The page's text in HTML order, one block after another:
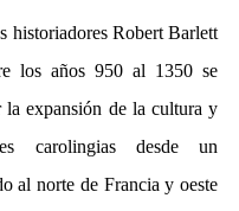
historiadores Robert Barlett
los años 950 al 1350 se
la expansión de la cultura y
carolingias desde un
al norte de Francia y oeste